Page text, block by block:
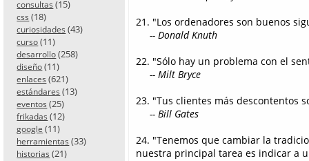
consultas (15)
css (18)
curiosidades (43)
curso (11)
desarrollo (258)
diseño (11)
enlaces (621)
estándares (13)
eventos (25)
frikadas (12)
google (11)
herramientas (33)
historias (21)
21. "Los ordenadores son buenos
-- Donald Knuth
22. "Sólo hay un problema con el
-- Milt Bryce
23. "Tus clientes más descontentos
-- Bill Gates
24. "Tenemos que cambiar la
nuestra principal tarea es indicar a